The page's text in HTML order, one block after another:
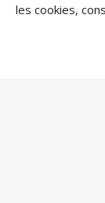
les cookies,